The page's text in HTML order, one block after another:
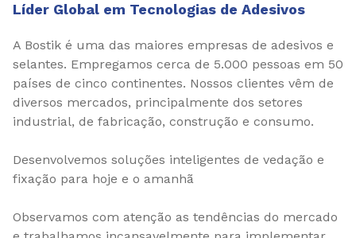
Líder Global em Tecnologias de Adesivos
A Bostik é uma das maiores empresas de adesivos e
selantes. Empregamos cerca de 5.000 pessoas em 50
países de cinco continentes. Nossos clientes vêm de
diversos mercados, principalmente dos setores
industrial, de fabricação, construção e consumo.
Desenvolvemos soluções inteligentes de vedação e
fixação para hoje e o amanhã
Observamos com atenção as tendências do mercado